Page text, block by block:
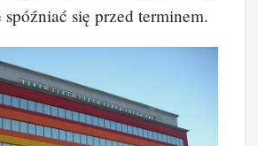
się przed terminem.